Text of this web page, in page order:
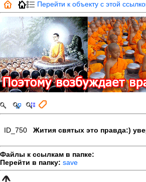
Перейти к объекту с этой
ID_750 Жития святых это правда:)
Файлы к ссылкам в папке:
Перейти в папку: save